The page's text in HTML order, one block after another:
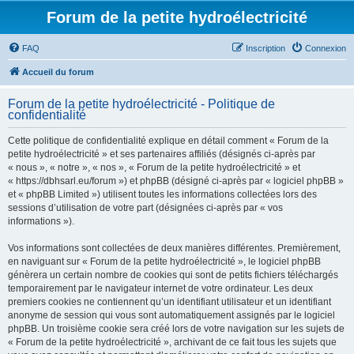
Forum de la petite hydroélectricité
FAQ Connexion
Inscription
Accueil du forum
Forum de la petite hydroélectricité - Politique de
confidentialité
Cette politique de confidentialité explique en détail comment « Forum de la
petite hydroélectricité » et ses partenaires affiliés (désignés ci-après par
« nous », « notre », « nos », « Forum de la petite hydroélectricité » et
« https://dbhsarl.eu/forum ») et phpBB (désigné ci-après par « logiciel phpBB »
et « phpBB Limited ») utilisent toutes les informations collectées lors des
sessions d’utilisation de votre part (désignées ci-après par « vos
informations »).
Vos informations sont collectées de deux manières différentes. Premièrement,
en naviguant sur « Forum de la petite hydroélectricité », le logiciel phpBB
génèrera un certain nombre de cookies qui sont de petits fichiers téléchargés
temporairement par le navigateur internet de votre ordinateur. Les deux
premiers cookies ne contiennent qu’un identifiant utilisateur et un identifiant
anonyme de session qui vous sont automatiquement assignés par le logiciel
phpBB. Un troisième cookie sera créé lors de votre navigation sur les sujets de
« Forum de la petite hydroélectricité », archivant de ce fait tous les sujets que